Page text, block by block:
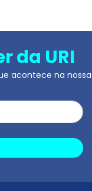
da URI
acontece na nossa